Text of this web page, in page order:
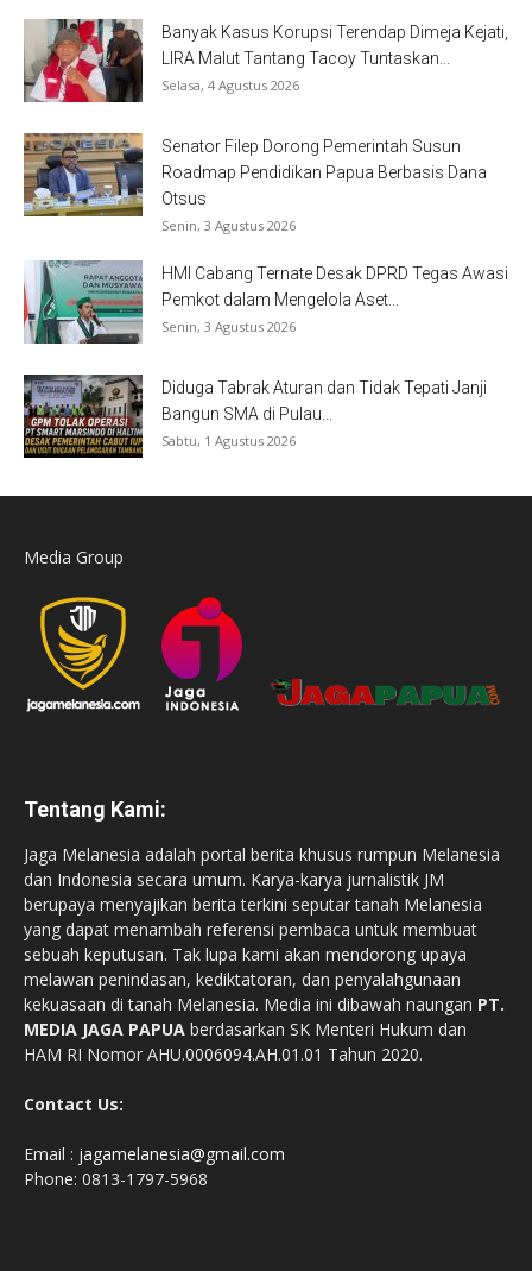
Banyak Kasus Korupsi Terendap Dimeja Kejati,
LIRA Malut Tantang Tacoy Tuntaskan...
Selasa, 4 Agustus 2026
Senator Filep Dorong Pemerintah Susun
Roadmap Pendidikan Papua Berbasis Dana
Otsus
Senin, 3 Agustus 2026
HMI Cabang Ternate Desak DPRD Tegas Awasi
Pemkot dalam Mengelola Aset...
Senin, 3 Agustus 2026
Diduga Tabrak Aturan dan Tidak Tepati Janji
Bangun SMA di Pulau...
Sabtu, 1 Agustus 2026
Media Group
Tentang Kami:
Jaga Melanesia adalah portal berita khusus rumpun Melanesia
dan Indonesia secara umum. Karya-karya jurnalistik JM
berupaya menyajikan berita terkini seputar tanah Melanesia
yang dapat menambah referensi pembaca untuk membuat
sebuah keputusan. Tak lupa kami akan mendorong upaya
melawan penindasan, kediktatoran, dan penyalahgunaan
kekuasaan di tanah Melanesia. Media ini dibawah naungan PT.
MEDIA JAGA PAPUA berdasarkan SK Menteri Hukum dan
HAM RI Nomor AHU.0006094.AH.01.01 Tahun 2020.
Contact Us:
Email : jagamelanesia@gmail.com
Phone: 0813-1797-5968